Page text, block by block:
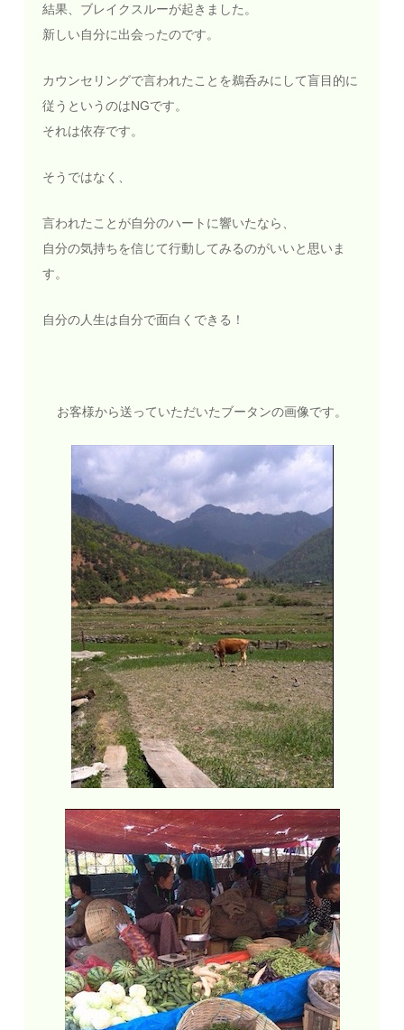
結果、ブレイクスルーが起きました。
新しい自分に出会ったのです。
カウンセリングで言われたことを鵜呑みにして盲目的に
従うというのはNGです。
それは依存です。
そうではなく、
言われたことが自分のハートに響いたなら、
自分の気持ちを信じて行動してみるのがいいと思いま
す。
自分の人生は自分で面白くできる！
お客様から送っていただいたブータンの画像です。